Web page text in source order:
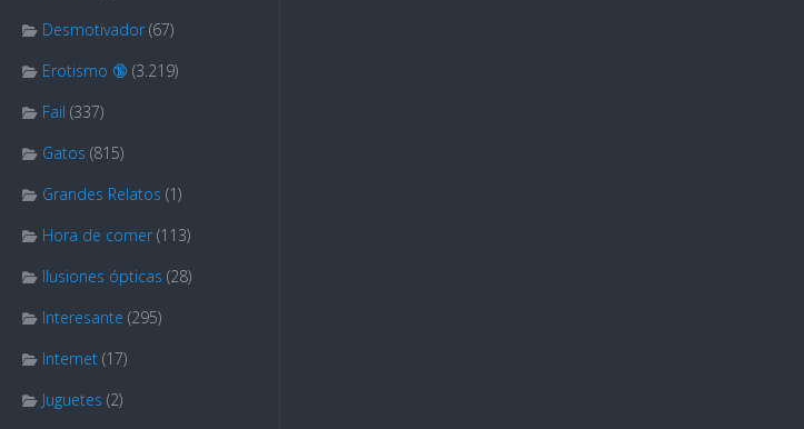
Desmotivador (67)
Erotismo 🔞 (3.219)
Fail (337)
Gatos (815)
Grandes Relatos (1)
Hora de comer (113)
Ilusiones ópticas (28)
Interesante (295)
Internet (17)
Juguetes (2)